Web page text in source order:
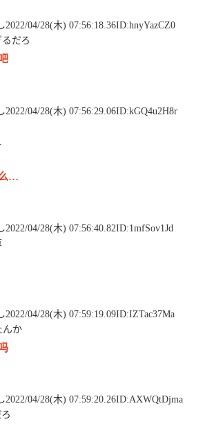
04/28(木) 07:56:18.36ID:hnyYazCZ0
だろ
04/28(木) 07:56:29.06ID:kGQ4u2H8r
…
04/28(木) 07:56:40.82ID:1mfSov1Jd
04/28(木) 07:59:19.09ID:IZTac37Ma
んか
2022/04/28(木) 07:59:20.26ID:AXWQtDjma